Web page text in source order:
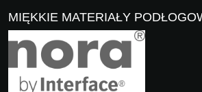
MIĘKKIE MATERIAŁY